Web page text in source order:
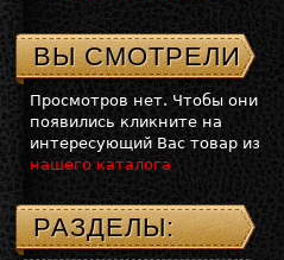
ВЫ СМОТРЕЛИ
Просмотров нет. Чтобы они
появились кликните на
интересующий Вас товар из
нашего каталога
РАЗДЕЛЫ: